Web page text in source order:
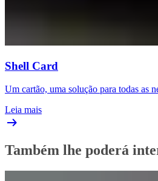
Shell Card
Um cartão, uma solução para todas as
Leia mais
Também lhe poderá